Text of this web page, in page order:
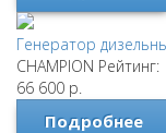
Генератор
CHAMPION Рейтинг:
66 600 р.
Подробнее